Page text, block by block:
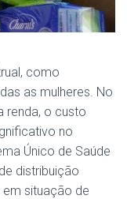
como
as mulheres. No
renda, o custo
no
Único de Saúde
distribuição
em situação de